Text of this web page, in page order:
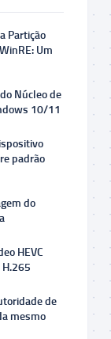
Partição
Um
Núcleo de
10/11
padrão
do
HEVC
de
mesmo